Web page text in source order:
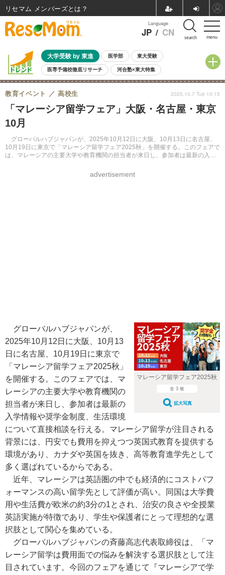
menu
Language
JP / CN search
大学受験 by 東進 医学部 東大受験
医専予備校徹底リサーチ 河合塾×東大特集
親子で考える大学選び 高校受験 中学受験 小学校受験
共通テスト 夏休み
8月開催イベント・WS 全国公立高校 過去問 人気記事
自由研究教材（小学生向け）
「マレーシア留学フェア」大阪・名古屋・東京
10月
グローバルハブジャパンが、2025年10月12日に大阪、10月13日に名古屋、
10月19日に東京で「マレーシア留学フェア2025秋」を開催する。このフェアで
は、マレーシアの主要大学や教育機関の担当者が来日し、参加者は最新の入学
教育イベント 高校生
advertisement
2025.10.7 Tue 10:15
マレーシア留学フェア2025秋
全 3 枚
拡大写真
グローバルハブジャパンが、
2025年10月12日に大阪、10月13
日に名古屋、10月19日に東京で
「マレーシア留学フェア2025秋」
を開催する。このフェアでは、マ
レーシアの主要大学や教育機関の
担当者が来日し、参加者は最新の
入学情報や奨学金制度、生活環境
について直接相談を行える。マレーシア留学が注目される
背景には、円安でも費用を抑えつつ英国式教育を提供する
環境があり、カナダや英国を抜き、高等教育進学先として
多く選ばれているからである。
近年、マレーシアは英語圏の中でも経済的にコストパフ
ォーマンスの高い留学先として評価が高い。同国は大学費
用や生活費が欧米の約3分の1とされ、治安の良さや全授業
英語実施が特徴であり、学生や保護者にとって理想的な選
択肢として関心を集めている。
グローバルハブジャパンの斉藤高志代表取締役は、「マ
レーシア留学は費用面での悩みを解決する選択肢として注
目されています。今回のフェアを通じて『マレーシアで学
リセマム メンバーズ